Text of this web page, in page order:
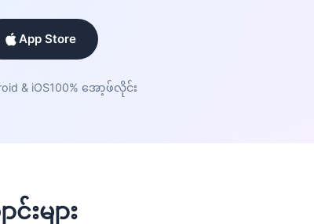
App Store
& iOS100% အော့ဖ်လိုင်း
များ